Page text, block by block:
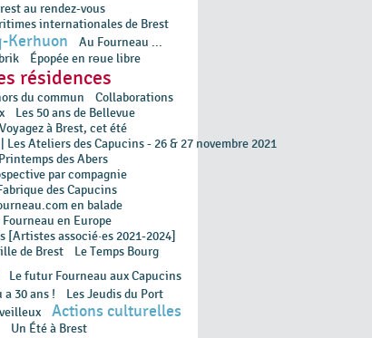
au rendez-vous
internationales de Brest
Kerhuon
Au Fourneau ...
Épopée en rɵue libre
résidences
du commun
Collaborations
Les 50 ans de Bellevue
à Brest, cet été
Les Ateliers des Capucins - 26 & 27 novembre 2021
Printemps des Abers
par compagnie
des Capucins
en balade
Fourneau en Europe
[Artistes associé·es 2021-2024]
de Brest
Le Temps Bourg
Le futur Fourneau aux Capucins
a 30 ans !
Les Jeudis du Port
Actions culturelles
Un Été à Brest